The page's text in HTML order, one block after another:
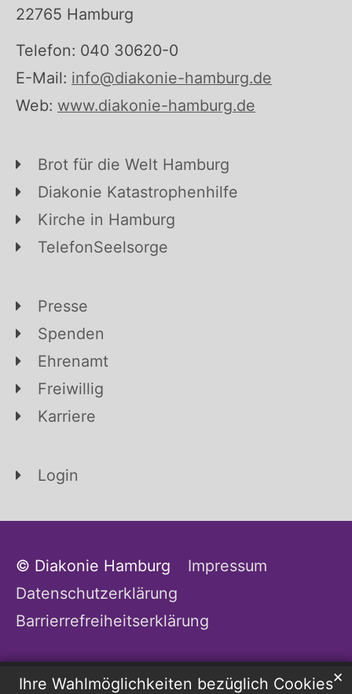
Ihre Wahlmöglichkeiten bezüglich Cookies✕
22765 Hamburg
Telefon: 040 30620-0
E-Mail: info@diakonie-hamburg.de
Web: www.diakonie-hamburg.de
Brot für die Welt Hamburg
Diakonie Katastrophenhilfe
Kirche in Hamburg
TelefonSeelsorge
Presse
Spenden
Ehrenamt
Freiwillig
Karriere
Login
© Diakonie Hamburg
Impressum
Datenschutzerklärung
Barrierrefreiheitserklärung